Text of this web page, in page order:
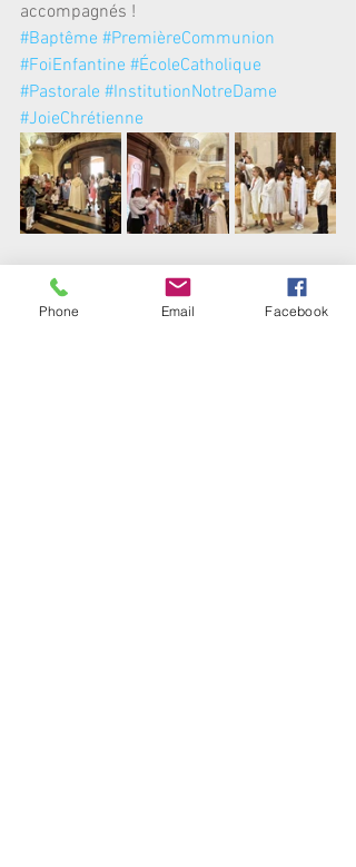
accompagnés !
#Baptême #PremièreCommunion
#FoiEnfantine #ÉcoleCatholique
#Pastorale #InstitutionNotreDame
#JoieChrétienne
Phone Email Facebook